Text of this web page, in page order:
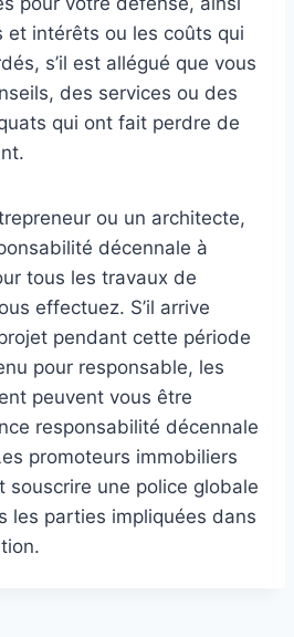
et intérêts ou les coûts qui
s’il est allégué que vous
des services ou des
qui ont fait perdre de
ou un architecte,
décennale à
tous les travaux de
effectuez. S’il arrive
pendant cette période
pour responsable, les
peuvent vous être
responsabilité décennale
promoteurs immobiliers
souscrire une police globale
les parties impliquées dans